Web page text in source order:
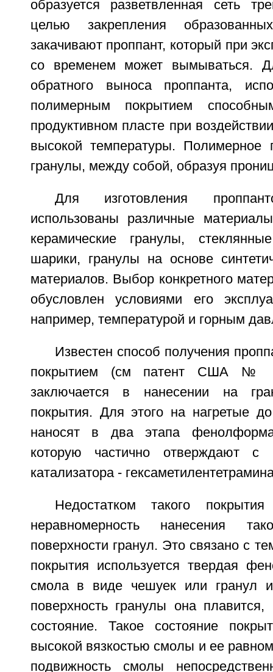
образуется разветвленная сеть
целью закрепления
закачивают проппант, который при
со временем может вымываться.
обратного выноса проппанта,
полимерным покрытием
продуктивном пласте при
высокой температуры. Полимерное
гранулы, между собой, образуя
Для изготовления
использованы различные
керамические гранулы,
шарики, гранулы на основе
материалов. Выбор конкретного
обусловлен условиями его
например, температурой и горным
Известен способ получения
покрытием (см патент США №
заключается в нанесении на
покрытия. Для этого на нагретые
наносят в два этапа
которую частично отверждают с
катализатора -
Недостатком такого
неравномерность нанесения
поверхности гранул. Это связано с
покрытия используется твердая
смола в виде чешуек или гранул
поверхность гранулы она
состояние. Такое состояние
высокой вязкостью смолы и ее
подвижность смолы